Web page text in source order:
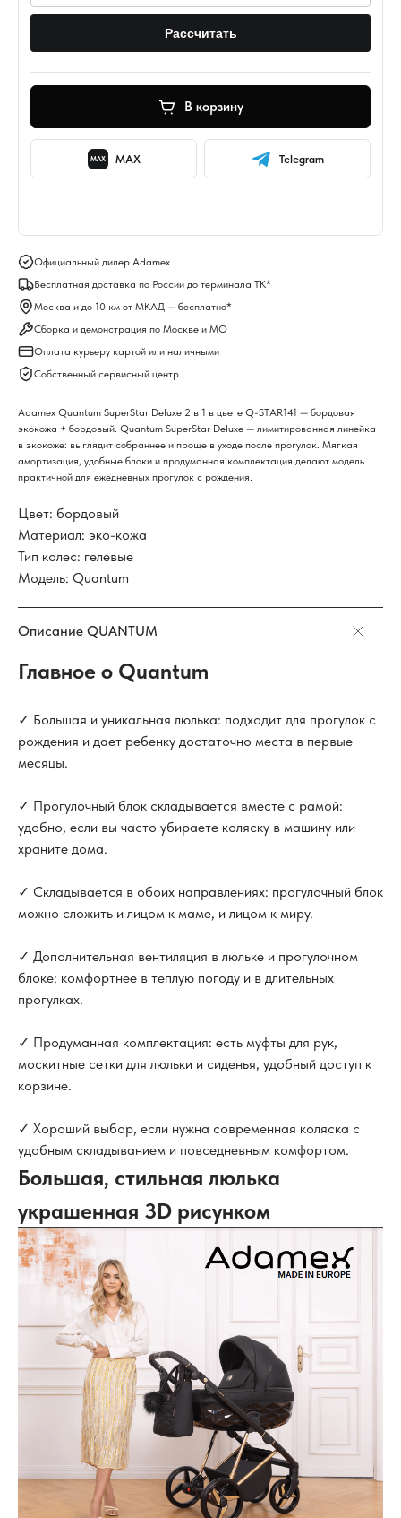
Рассчитать
В корзину
MAX MAX Telegram
Официальный дилер Adamex
Бесплатная доставка по России до терминала ТК*
Москва и до 10 км от МКАД — бесплатно*
Сборка и демонстрация по Москве и МО
Оплата курьеру картой или наличными
Собственный сервисный центр
Adamex Quantum SuperStar Deluxe 2 в 1 в цвете Q-STAR141 — бордовая
экокожа + бордовый. Quantum SuperStar Deluxe — лимитированная линейка
в экокоже: выглядит собраннее и проще в уходе после прогулок. Мягкая
амортизация, удобные блоки и продуманная комплектация делают модель
практичной для ежедневных прогулок с рождения.
Цвет: бордовый
Материал: эко-кожа
Тип колес: гелевые
Модель: Quantum
Описание QUANTUM
Главное о Quantum
✓ Большая и уникальная люлька: подходит для прогулок с
рождения и дает ребенку достаточно места в первые
месяцы.
✓ Прогулочный блок складывается вместе с рамой:
удобно, если вы часто убираете коляску в машину или
храните дома.
✓ Складывается в обоих направлениях: прогулочный блок
можно сложить и лицом к маме, и лицом к миру.
✓ Дополнительная вентиляция в люльке и прогулочном
блоке: комфортнее в теплую погоду и в длительных
прогулках.
✓ Продуманная комплектация: есть муфты для рук,
москитные сетки для люльки и сиденья, удобный доступ к
корзине.
✓ Хороший выбор, если нужна современная коляска с
удобным складыванием и повседневным комфортом.
Большая, стильная люлька
украшенная 3D рисунком